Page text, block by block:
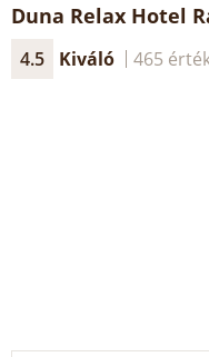
Duna Relax Hotel
4.5 Kiváló 465